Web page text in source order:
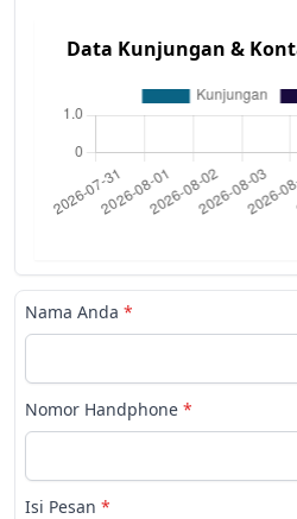
Data Kunjungan &
Nama Anda *
Nomor Handphone *
Isi Pesan *